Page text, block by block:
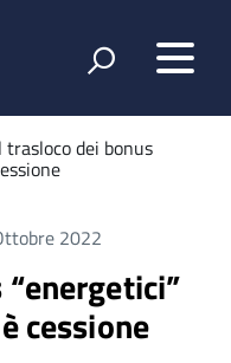
trasloco dei bonus
2022
cessione